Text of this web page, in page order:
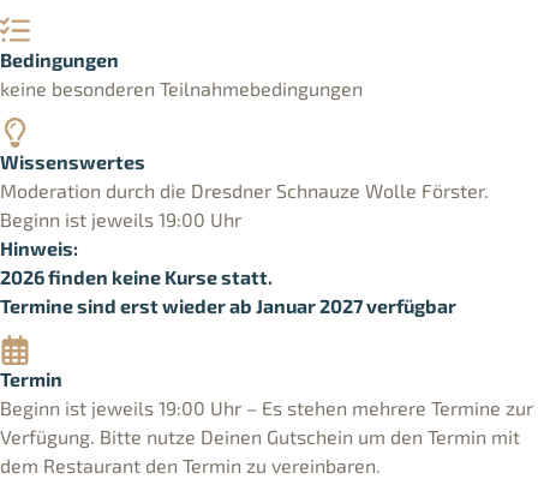
Bedingungen
keine besonderen Teilnahmebedingungen
Wissenswertes
Moderation durch die Dresdner Schnauze Wolle Förster.
Beginn ist jeweils 19:00 Uhr
Hinweis:
2026 finden keine Kurse statt.
Termine sind erst wieder ab Januar 2027 verfügbar
Termin
Beginn ist jeweils 19:00 Uhr – Es stehen mehrere Termine zur
Verfügung. Bitte nutze Deinen Gutschein um den Termin mit
dem Restaurant den Termin zu vereinbaren.